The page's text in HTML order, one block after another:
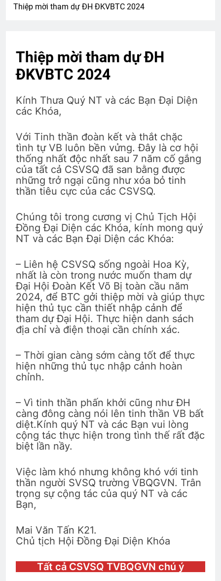
TRĂNG DỆT NGUỒN THƠ
3 Years Ago
MÃI MÃI (Forever)
3 Years Ago
3 Years Ago
Tagore)
3 Years Ago
THỜI GIAN VÔ TẬN (Rabindranath
Tagore)
3 Years Ago
TIẾNG SÚNG CUỐI CÙNG
SỰ TÍCH TÌNH YÊU
3 Years Ago
Tình Xuân
2 Years Ago
Thăm CSVSQ Trương Văn Minh K22
2 Years Ago
2 Years Ago
Quang Lập – Nhạc lính 3
Thiệp mời tham dự ĐH ĐKVBTC 2024
Thiệp mời tham dự ĐH
ĐKVBTC 2024
Kính Thưa Quý NT và các Bạn Đại Diện
các Khóa,
Với Tinh thần đoàn kết và thắt chặc
tình tự VB luôn bền vửng. Đây là cơ hội
thống nhất độc nhất sau 7 năm cố gắng
của tất cả CSVSQ đã san bằng được
những trở ngại cũng như xóa bỏ tinh
thần tiêu cực của các CSVSQ.
Chúng tôi trong cương vị Chủ Tịch Hội
Đồng Đại Diện các Khóa, kính mong quý
NT và các Bạn Đại Diện các Khóa:
– Liên hệ CSVSQ sống ngoài Hoa Kỳ,
nhất là còn trong nước muốn tham dự
Đại Hội Đoàn Kết Võ Bị toàn cầu năm
2024, để BTC gởi thiệp mời và giúp thực
hiện thủ tục cần thiết nhập cảnh để
tham dự Đại Hội. Thực hiện danh sách
địa chỉ và điện thoại cần chính xác.
– Thời gian càng sớm càng tốt để thực
hiện những thủ tục nhập cảnh hoàn
chỉnh.
– Vì tinh thần phấn khởi cũng như ĐH
càng đông càng nói lên tinh thần VB bất
diệt.Kính quý NT và các Bạn vui lòng
cộng tác thực hiện trong tình thế rất đặc
biệt lần nầy.
Việc làm khó nhưng không khó với tinh
thần người SVSQ trường VBQGVN. Trân
trọng sự cộng tác của quý NT và các
Bạn,
Mai Văn Tấn K21.
Chủ tịch Hội Đồng Đại Diện Khóa
Tất cả CSVSQ TVBQGVN chú ý